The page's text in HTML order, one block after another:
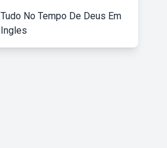
Tudo No Tempo De Deus Em
Ingles